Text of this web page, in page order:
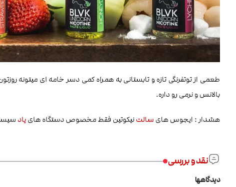
طعمی از توتفرنگی تازه و تابستانی به همراه کمی دسر خامه ای میتونه
بالانس و نرمی رو داره.
هشدار : ایجوس های سالتنیکوتین فقط مخصوص دستگاه هایپاد
نقد و بررسی
دیدگاهها